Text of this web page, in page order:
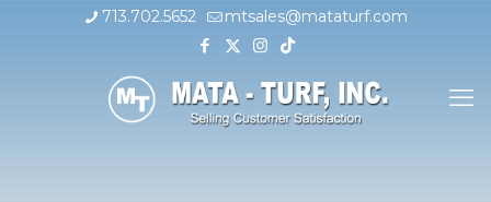
713.702.5652 mtsales@mataturf.com